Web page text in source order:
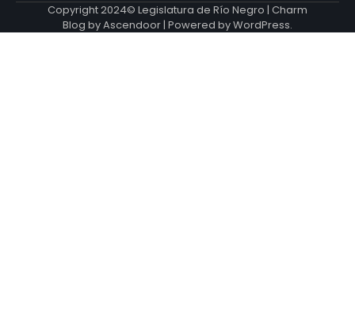
Copyright 2024© Legislatura de Río Negro | Charm
Blog byAscendoor| Powered byWordPress.